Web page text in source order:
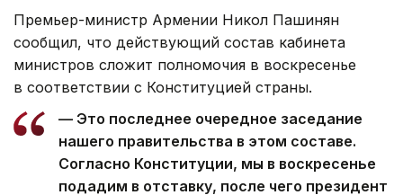
Премьер-министр Армении Никол Пашинян
сообщил, что действующий состав кабинета
министров сложит полномочия в воскресенье
в соответствии с Конституцией страны.
— Это последнее очередное заседание
нашего правительства в этом составе.
Согласно Конституции, мы в воскресенье
подадим в отставку, после чего президент